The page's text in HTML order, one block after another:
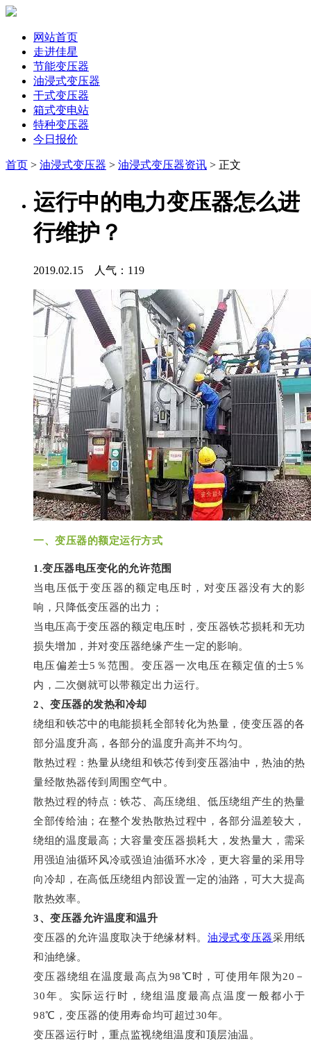
网站首页
走进佳星
节能变压器
油浸式变压器
干式变压器
箱式变电站
特种变压器
今日报价
首页 > 油浸式变压器 > 油浸式变压器资讯 > 正文
运行中的电力变压器怎么进
行维护？
2019.02.15 人气： 119
一、变压器的额定运行方式
1.变压器电压变化的允许范围
当电压低于变压器的额定电压时，对变压器没有大的影
响，只降低变压器的出力；
当电压高于变压器的额定电压时，变压器铁芯损耗和无功
损失增加，并对变压器绝缘产生一定的影响。
电压偏差士5％范围。变压器一次电压在额定值的士5％
内，二次侧就可以带额定出力运行。
2、变压器的发热和冷却
绕组和铁芯中的电能损耗全部转化为热量，使变压器的各
部分温度升高，各部分的温度升高并不均匀。
散热过程：热量从绕组和铁芯传到变压器油中，热油的热
量经散热器传到周围空气中。
散热过程的特点：铁芯、高压绕组、低压绕组产生的热量
全部传给油；在整个发热散热过程中，各部分温差较大，
绕组的温度最高；大容量变压器损耗大，发热量大，需采
用强迫油循环风冷或强迫油循环水冷，更大容量的采用导
向冷却，在高低压绕组内部设置一定的油路，可大大提高
散热效率。
3、变压器允许温度和温升
变压器的允许温度取决于绝缘材料。 油浸式变压器采用纸
和油绝缘。
变压器绕组在温度最高点为98℃时，可使用年限为20－
30年。实际运行时，绕组温度最高点温度一般都小于
98℃，变压器的使用寿命均可超过30年。
变压器运行时，重点监视绕组温度和顶层油温。